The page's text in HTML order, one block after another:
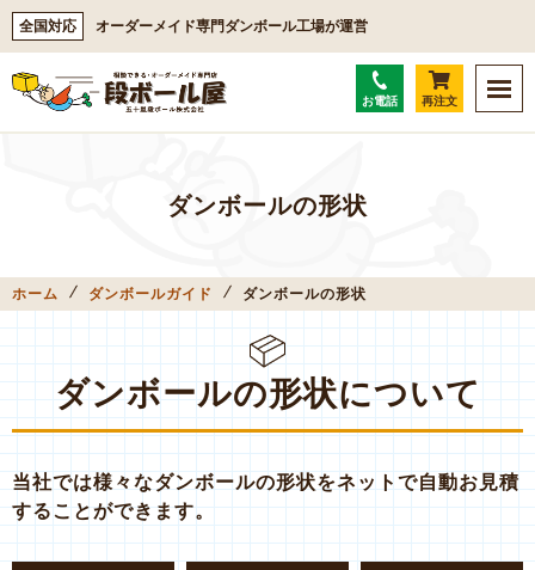
全国対応 オーダーメイド専門ダンボール工場が運営
お電話 再注文
ダンボールの形状
ホーム ダンボールガイド ダンボールの形状
ダンボールの形状について
当社では様々なダンボールの形状をネットで自動お見積
することができます。